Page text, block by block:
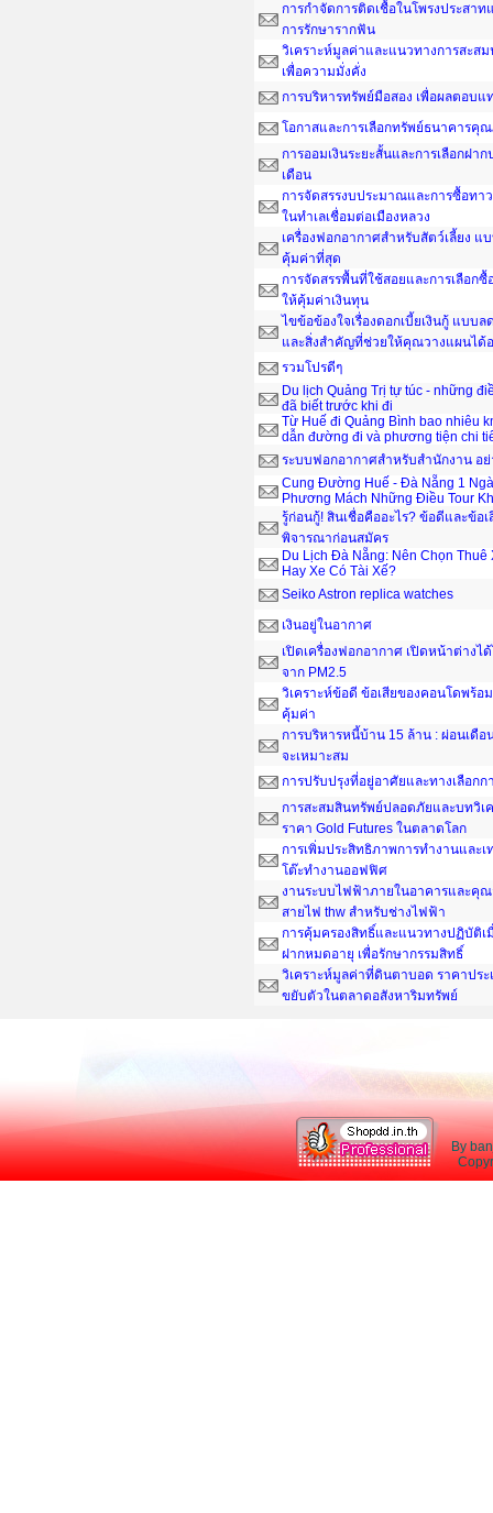
การกำจัดการติดเชื้อในโพรงประสา
การรักษารากฟัน
วิเคราะห์มูลค่าและแนวทางการสะส
เพื่อความมั่งคั่ง
การบริหารทรัพย์มือสอง เพื่อผลตอบแ
โอกาสและการเลือกทรัพย์ธนาคารคุ
การออมเงินระยะสั้นและการเลือกฝาก
เดือน
การจัดสรรงบประมาณและการซื้อทา
ในทำเลเชื่อมต่อเมืองหลวง
เครื่องฟอกอากาศสำหรับสัตว์เลี้ยง แ
คุ้มค่าที่สุด
การจัดสรรพื้นที่ใช้สอยและการเลือก
ให้คุ้มค่าเงินทุน
ไขข้อข้องใจเรื่องดอกเบี้ยเงินกู้ แบบ
และสิ่งสำคัญที่ช่วยให้คุณวางแผนได้
รวมโปรดีๆ
Du lịch Quảng Trị tự túc - những
đã biết trước khi đi
Từ Huế đi Quảng Bình bao nhiêu
dẫn đường đi và phương tiện chi
ระบบฟอกอากาศสำหรับสำนักงาน อ
Cung Đường Huế - Đà Nẵng 1
Phương Mách Những Điều Tour
รู้ก่อนกู้! สินเชื่อคืออะไร? ข้อดีและข้อ
พิจารณาก่อนสมัคร
Du Lịch Đà Nẵng: Nên Chọn Thuê
Hay Xe Có Tài Xế?
Seiko Astron replica watches
เงินอยู่ในอากาศ
เปิดเครื่องฟอกอากาศ เปิดหน้าต่างไ
จาก PM2.5
วิเคราะห์ข้อดี ข้อเสียของคอนโดพร้อ
คุ้มค่า
การบริหารหนี้บ้าน 15 ล้าน : ผ่อนเดือ
จะเหมาะสม
การปรับปรุงที่อยู่อาศัยและทางเลือก
การสะสมสินทรัพย์ปลอดภัยและบทวิเ
ราคา Gold Futures ในตลาดโลก
การเพิ่มประสิทธิภาพการทำงานและ
โต๊ะทํางานออฟฟิศ
งานระบบไฟฟ้าภายในอาคารและคุ
สายไฟ thw สำหรับช่างไฟฟ้า
การคุ้มครองสิทธิ์และแนวทางปฏิบัติ
ฝากหมดอายุ เพื่อรักษากรรมสิทธิ์
วิเคราะห์มูลค่าที่ดินตาบอด ราคาประ
ขยับตัวในตลาดอสังหาริมทรัพย์
By